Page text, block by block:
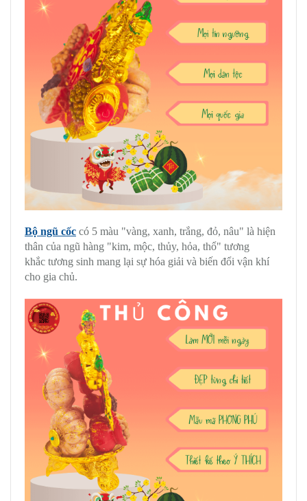
Bộ ngũ cốc có 5 màu "vàng, xanh, trắng, đỏ, nâu" là hiện
thân của ngũ hàng "kim, mộc, thủy, hỏa, thổ" tương
khắc tương sinh mang lại sự hóa giải và biến đổi vận khí
cho gia chủ.